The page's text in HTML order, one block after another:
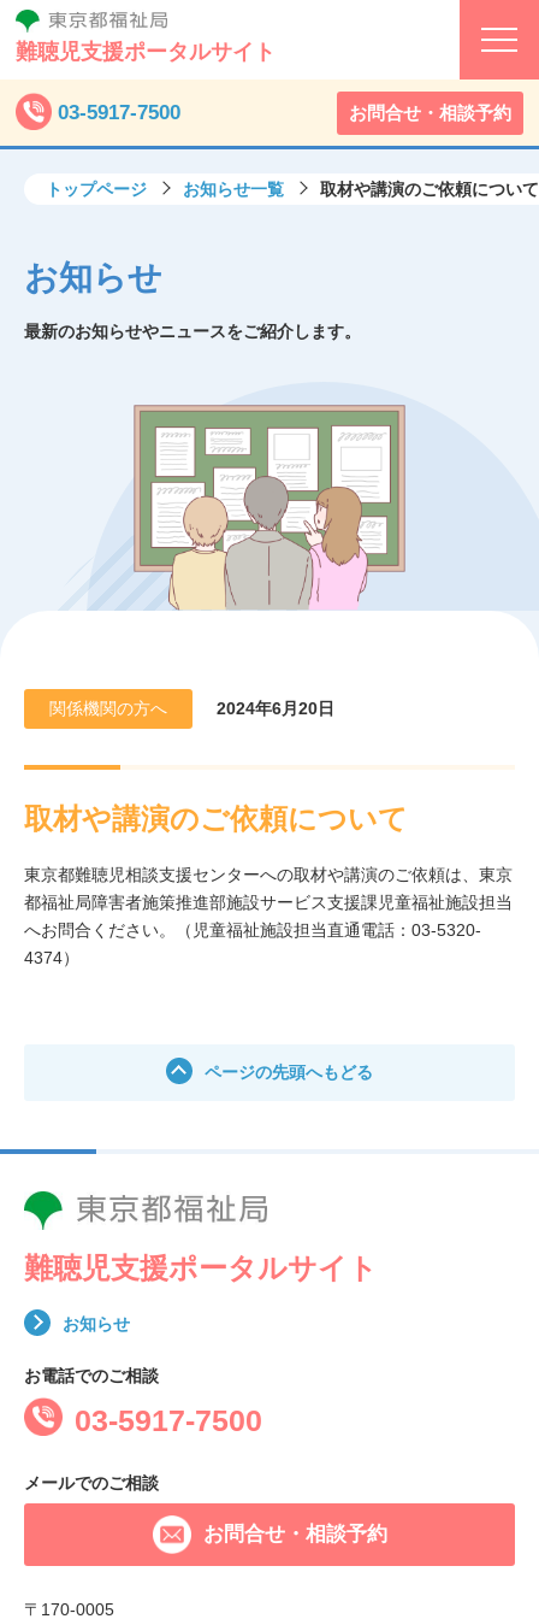
難聴児支援ポータルサイト
03-5917-7500 お問合せ・相談予約
トップページ お知らせ一覧 取材や講演のご依頼について
お知らせ
最新のお知らせやニュースをご紹介します。
関係機関の方へ 2024年6月20日
取材や講演のご依頼について
東京都難聴児相談支援センターへの取材や講演のご依頼は、東京
都福祉局障害者施策推進部施設サービス支援課児童福祉施設担当
へお問合ください。（児童福祉施設担当直通電話：03-5320-
4374）
ページの先頭へもどる
難聴児支援ポータルサイト
お知らせ
お電話でのご相談
03-5917-7500
メールでのご相談
お問合せ・相談予約
〒170-0005